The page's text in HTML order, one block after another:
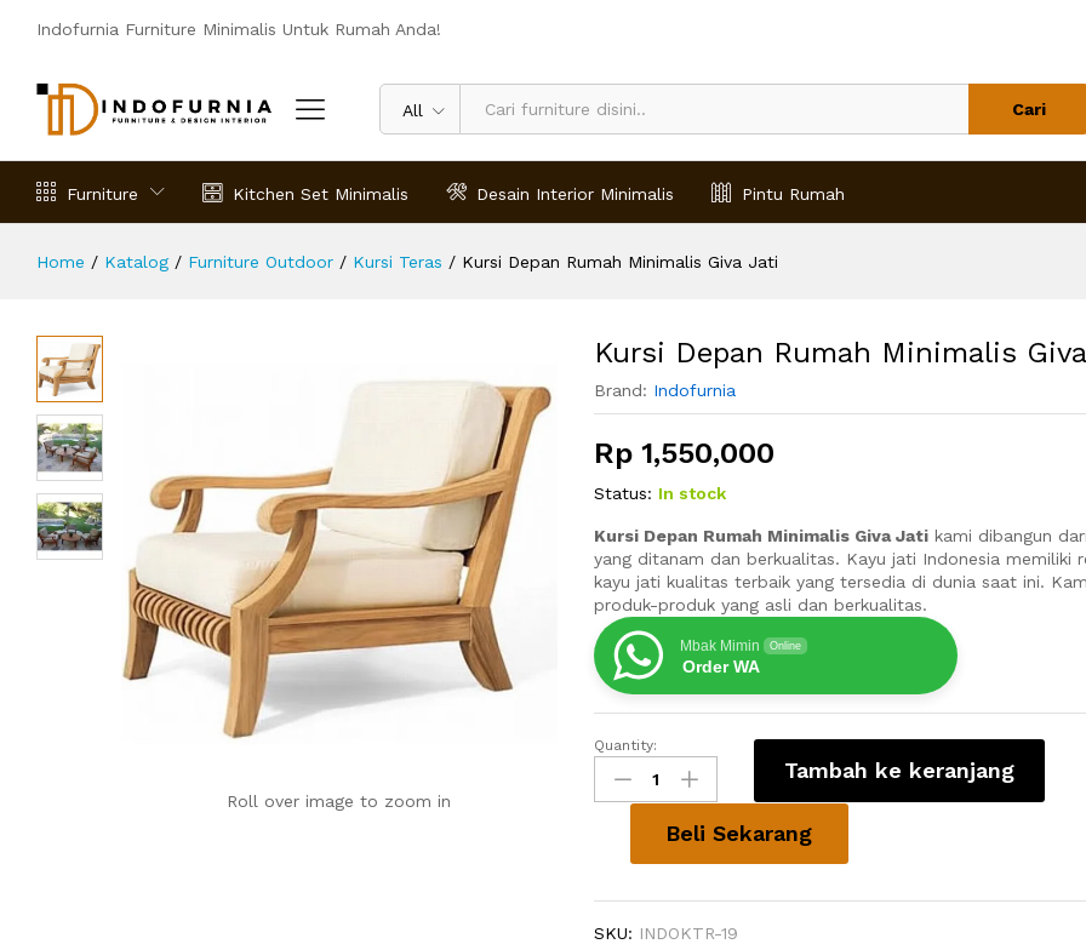
Indofurnia Furniture Minimalis Untuk Rumah Anda!
All Cari
Furniture Kitchen Set Minimalis Desain Interior Minimalis Pintu Rumah
Home / Katalog / Furniture Outdoor / Kursi Teras / Kursi Depan Rumah Minimalis Giva Jati
Roll over image to zoom in
Kursi Depan Rumah Minimalis
Brand: Indofurnia
Rp1,550,000
Status: In stock
Kursi Depan Rumah Minimalis Giva Jatikami dibangun
yang ditanam dan berkualitas. Kayu jati Indonesia memiliki
kayu jati kualitas terbaik yang tersedia di dunia saat ini.
produk-produk yang asli dan berkualitas.
Mbak Mimin Online
Order WA
Kursi
Depan
Rumah
Quantity:
Tambah ke keranjang
Beli Sekarang
SKU: INDOKTR-19
Deskripsi Spesifikasi Ulasan (0)